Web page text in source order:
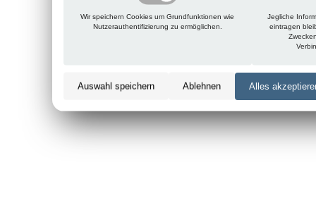
Wir speichern Cookies um Grundfunktionen wie
Nutzerauthentifizierung zu ermöglichen.
Jegliche
eintragen
Auswahl speichern Ablehnen Alles